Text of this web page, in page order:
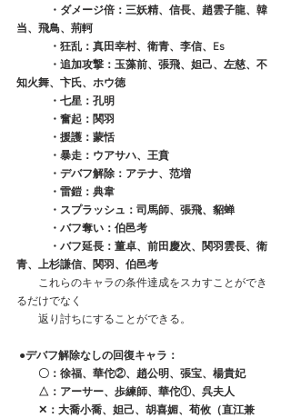
・ダメージ倍：三妖精、信長、趙雲子龍、韓
当、飛鳥、荊軻
・狂乱：真田幸村、衛青、李信、Es
・追加攻撃：玉藻前、張飛、妲己、左慈、不
知火舞、卞氏、ホウ徳
・七星：孔明
・奮起：関羽
・援護：蒙恬
・暴走：ウアサハ、王賁
    　　・デバフ解除：アテナ、范増
・雷鎧：典韋
・スプラッシュ：司馬師、張飛、貂蝉
・バフ奪い：伯邑考
・バフ延長：董卓、前田慶次、関羽雲長、衛
青、上杉謙信、関羽、伯邑考
これらのキャラの条件達成をスカすことができ
るだけでなく
返り討ちにすることができる。
●デバフ解除なしの回復キャラ：
〇：徐福、華佗②、趙公明、張宝、楊貴妃
△：アーサー、歩練師、華佗①、呉夫人
✕：大喬小喬、妲己、胡喜媚、荀攸（直江兼